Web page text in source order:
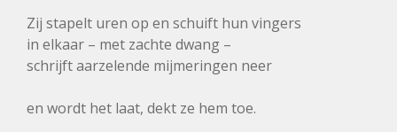
Zij stapelt uren op en schuift hun vingers
in elkaar – met zachte dwang –
schrijft aarzelende mijmeringen neer
en wordt het laat, dekt ze hem toe.